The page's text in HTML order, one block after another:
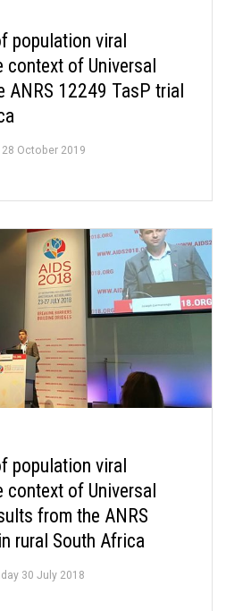
population viral
context of Universal
ANRS 12249 TasP trial
October 2019
population viral
context of Universal
from the ANRS
rural South Africa
30 July 2018